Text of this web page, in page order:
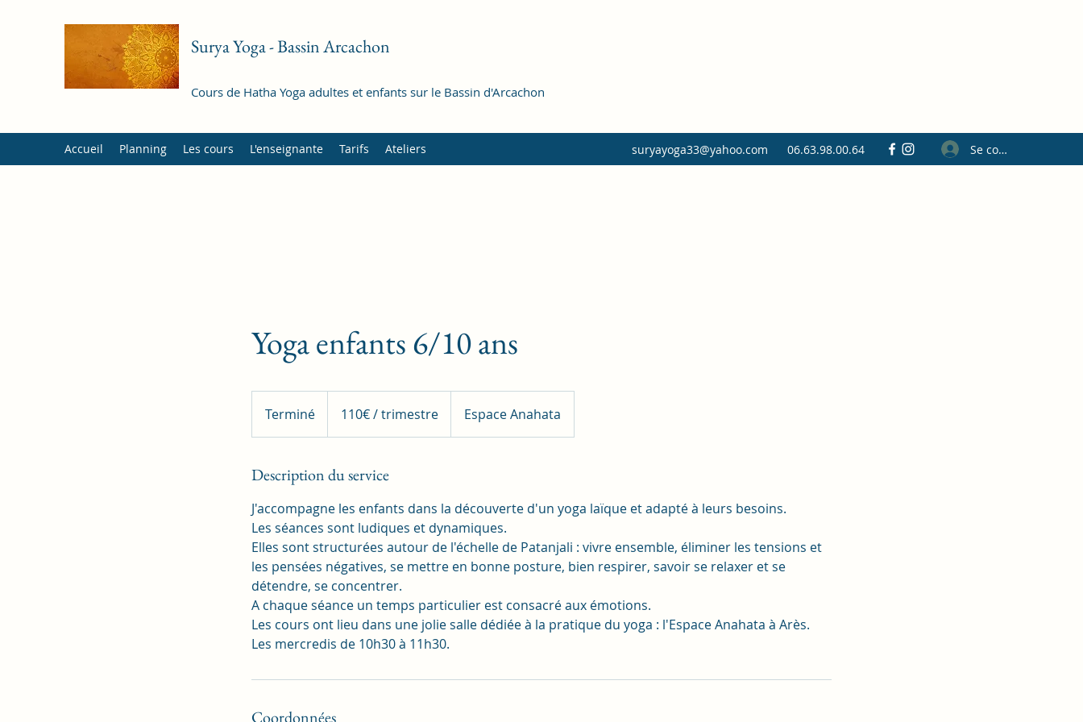
Surya Yoga - Bassin Arcachon
Cours de Hatha Yoga adultes et enfants sur le Bassin d'Arcachon
Accueil Planning Les cours L'enseignante Tarifs Ateliers suryayoga33@yahoo.com 06.63.98.00.64 Se connecter
Yoga enfants 6/10 ans
Terminé
e
m
n
é
trimestre
110€ / trimestre Espace Anahata
Description du service
J'accompagne les enfants dans la découverte d'un yoga laïque et adapté à leurs besoins.
Les séances sont ludiques et dynamiques.
Elles sont structurées autour de l'échelle de Patanjali : vivre ensemble, éliminer les tensions et
les pensées négatives, se mettre en bonne posture, bien respirer, savoir se relaxer et se
détendre, se concentrer.
A chaque séance un temps particulier est consacré aux émotions.
Les cours ont lieu dans une jolie salle dédiée à la pratique du yoga : l'Espace Anahata à Arès.
Les mercredis de 10h30 à 11h30.
Coordonnées